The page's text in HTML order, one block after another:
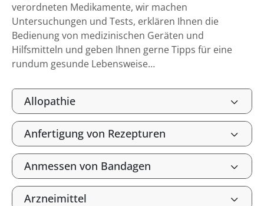
verordneten Medikamente, wir machen
Untersuchungen und Tests, erklären Ihnen die
Bedienung von medizinischen Geräten und
Hilfsmitteln und geben Ihnen gerne Tipps für eine
rundum gesunde Lebensweise…
Allopathie
Anfertigung von Rezepturen
Anmessen von Bandagen
Arzneimittel